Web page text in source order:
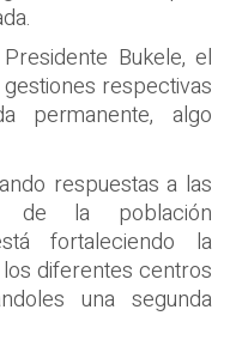
Bukele, el
respectivas
permanente, algo
respuestas a las
de la población
fortaleciendo la
diferentes centros
una segunda